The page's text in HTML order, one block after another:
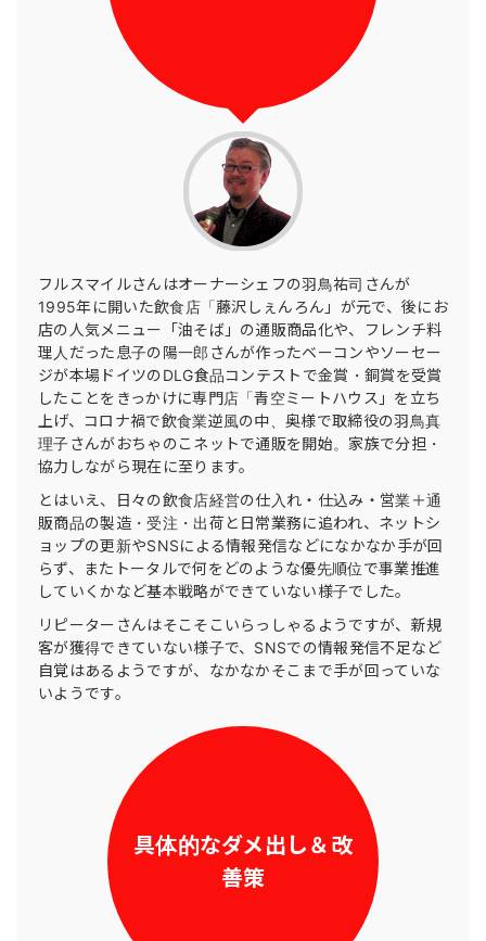
フルスマイルさんはオーナーシェフの羽鳥祐司さんが
1995年に開いた飲食店「藤沢しぇんろん」が元で、後にお
店の人気メニュー「油そば」の通販商品化や、フレンチ料
理人だった息子の陽一郎さんが作ったベーコンやソーセー
ジが本場ドイツのDLG食品コンテストで金賞・銅賞を受賞
したことをきっかけに専門店「青空ミートハウス」を立ち
上げ、コロナ禍で飲食業逆風の中、奥様で取締役の羽鳥真
理子さんがおちゃのこネットで通販を開始。家族で分担・
協力しながら現在に至ります。
とはいえ、日々の飲食店経営の仕入れ・仕込み・営業＋通
販商品の製造・受注・出荷と日常業務に追われ、ネットシ
ョップの更新やSNSによる情報発信などになかなか手が回
らず、またトータルで何をどのような優先順位で事業推進
していくかなど基本戦略ができていない様子でした。
リピーターさんはそこそこいらっしゃるようですが、新規
客が獲得できていない様子で、SNSでの情報発信不足など
自覚はあるようですが、なかなかそこまで手が回っていな
いようです。
具体的なダメ出し＆改
善策